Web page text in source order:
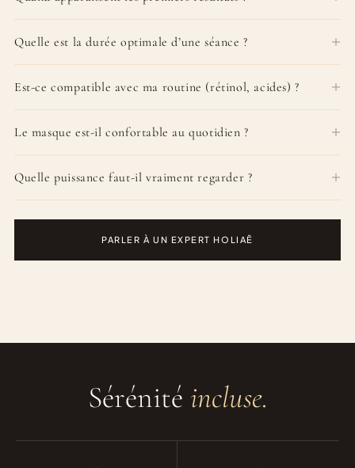
Quelle est la durée optimale d’une séance ?
Est-ce compatible avec ma routine (rétinol, acides) ?
Le masque est-il confortable au quotidien ?
Quelle puissance faut-il vraiment regarder ?
PARLER À UN EXPERT HOLIAĒ
Sérénité incluse.